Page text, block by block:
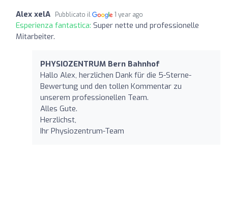
Alex xelA Pubblicato il 1 year ago
Esperienza fantastica: Super nette und professionelle
Mitarbeiter.
PHYSIOZENTRUM Bern Bahnhof
Hallo Alex, herzlichen Dank für die 5-Sterne-
Bewertung und den tollen Kommentar zu
unserem professionellen Team.
Alles Gute.
Herzlichst,
Ihr Physiozentrum-Team